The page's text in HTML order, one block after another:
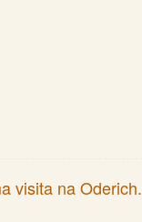
visita na Oderich.